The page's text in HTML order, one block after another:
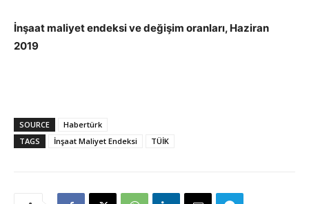
İnşaat maliyet endeksi ve değişim oranları, Haziran
2019
SOURCE
Habertürk
TAGS
İnşaat Maliyet Endeksi TÜİK